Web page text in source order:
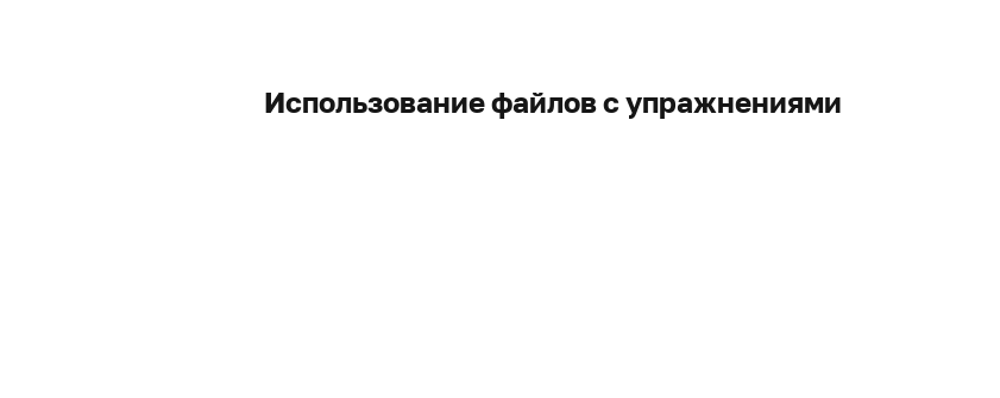
Использование файлов с упражнениями